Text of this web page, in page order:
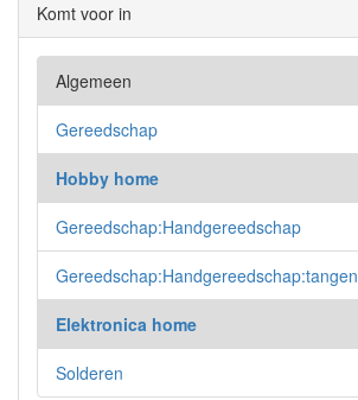
Komt voor in
Algemeen
Gereedschap
Hobby home
Gereedschap:Handgereedschap
Gereedschap:Handgereedschap:tangen
Elektronica home
Solderen